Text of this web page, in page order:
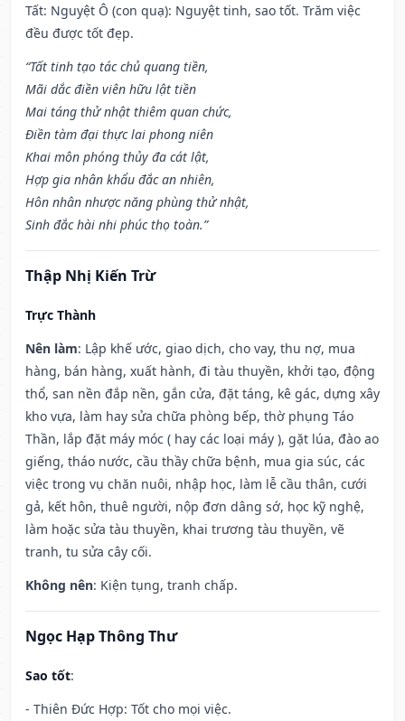
Tất: Nguyệt Ô (con quạ): Nguyệt tinh, sao tốt. Trăm việc
đều được tốt đẹp.
“Tất tinh tạo tác chủ quang tiền,
Mãi dắc điền viên hữu lật tiền
Mai táng thử nhật thiêm quan chức,
Điền tàm đại thực lai phong niên
Khai môn phóng thủy đa cát lật,
Hợp gia nhân khẩu đắc an nhiên,
Hôn nhân nhược năng phùng thử nhật,
Sinh đắc hài nhi phúc thọ toàn.”
Thập Nhị Kiến Trừ
Trực Thành
Nên làm: Lập khế ước, giao dịch, cho vay, thu nợ, mua
hàng, bán hàng, xuất hành, đi tàu thuyền, khởi tạo, động
thổ, san nền đắp nền, gắn cửa, đặt táng, kê gác, dựng xây
kho vựa, làm hay sửa chữa phòng bếp, thờ phụng Táo
Thần, lắp đặt máy móc ( hay các loại máy ), gặt lúa, đào ao
giếng, tháo nước, cầu thầy chữa bệnh, mua gia súc, các
việc trong vụ chăn nuôi, nhập học, làm lễ cầu thân, cưới
gả, kết hôn, thuê người, nộp đơn dâng sớ, học kỹ nghệ,
làm hoặc sửa tàu thuyền, khai trương tàu thuyền, vẽ
tranh, tu sửa cây cối.
Không nên: Kiện tụng, tranh chấp.
Ngọc Hạp Thông Thư
Sao tốt:
- Thiên Đức Hợp: Tốt cho mọi việc.